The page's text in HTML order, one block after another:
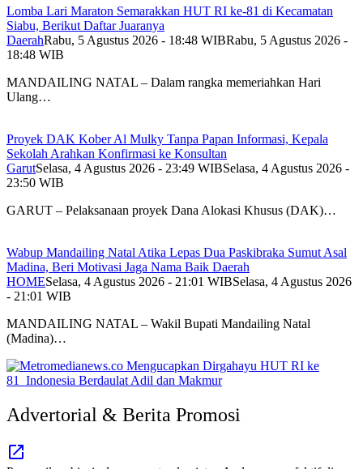
Lomba Lari Maraton Semarakkan HUT RI ke-81 di Kecamatan
Siabu, Berikut Daftar Juaranya
DaerahRabu, 5 Agustus 2026 - 18:48 WIBRabu, 5 Agustus 2026 -
18:48 WIB
MANDAILING NATAL – Dalam rangka memeriahkan Hari
Ulang…
Proyek DAK Kober Al Mulky Tanpa Papan Informasi, Kepala
Sekolah Arahkan Konfirmasi ke Konsultan
GarutSelasa, 4 Agustus 2026 - 23:49 WIBSelasa, 4 Agustus 2026 -
23:50 WIB
GARUT – Pelaksanaan proyek Dana Alokasi Khusus (DAK)…
Wabup Mandailing Natal Atika Lepas Dua Paskibraka Sumut Asal
Madina, Beri Motivasi Jaga Nama Baik Daerah
HOMESelasa, 4 Agustus 2026 - 21:01 WIBSelasa, 4 Agustus 2026
- 21:01 WIB
MANDAILING NATAL – Wakil Bupati Mandailing Natal
(Madina)…
Advertorial & Berita Promosi